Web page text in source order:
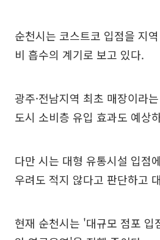
순천시는 코스트코 입점을 지
비 흡수의 계기로 보고 있다.
광주·전남지역 최초 매장이라
도시 소비층 유입 효과도 예상
다만 시는 대형 유통시설 입점
우려도 적지 않다고 판단하고
현재 순천시는 '대규모 점포 입